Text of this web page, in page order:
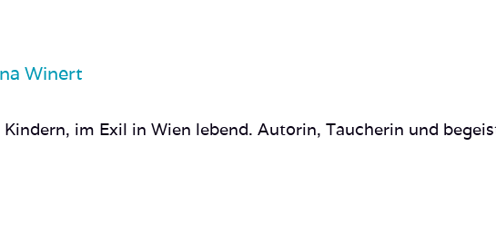
Winert
im Exil in Wien lebend. Autorin, Taucherin und